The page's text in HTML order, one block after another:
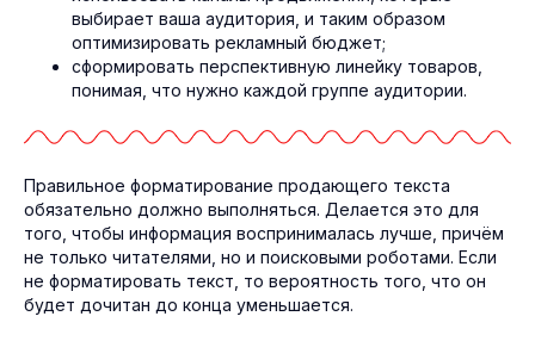
выбирает ваша аудитория, и таким образом
оптимизировать рекламный бюджет;
сформировать перспективную линейку товаров,
понимая, что нужно каждой группе аудитории.
Правильное форматирование продающего текста
обязательно должно выполняться. Делается это для
того, чтобы информация воспринималась лучше, причём
не только читателями, но и поисковыми роботами. Если
не форматировать текст, то вероятность того, что он
будет дочитан до конца уменьшается.